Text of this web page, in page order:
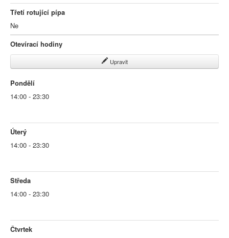
Třetí rotující pípa
Ne
Otevírací hodiny
Upravit
Pondělí
14:00 - 23:30
Úterý
14:00 - 23:30
Středa
14:00 - 23:30
Čtvrtek